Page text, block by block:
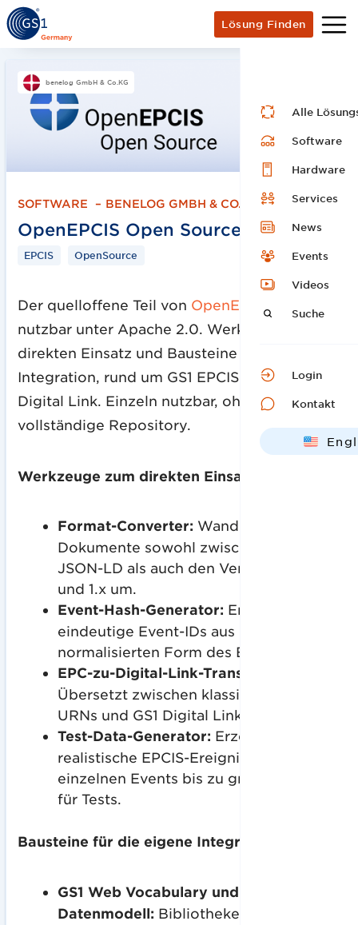
Lösung Finden
Alle
Software
Hardware
Services
News
Events
Videos
Suche
Login
Kontakt
benelog GmbH & Co.KG
SOFTWARE – BENELOG GMBH & CO.KG
OpenEPCIS Open Source
EPCIS OpenSource
Der quelloffene Teil von OpenEPCIS
nutzbar unter Apache 2.0. Werkzeuge zum
direkten Einsatz und Bausteine für die eigene
Integration, rund um GS1 EPCIS und GS1
Digital Link. Einzeln nutzbar, ohne das
vollständige Repository.
Werkzeuge zum direkten Einsatz:
Format-Converter: Wandelt EPCIS-
Dokumente sowohl zwischen XML und
JSON-LD als auch den Versionen 2.x
und 1.x um.
Event-Hash-Generator: Erzeugt stabile,
eindeutige Event-IDs aus einer
normalisierten Form des Events.
EPC-zu-Digital-Link-Translator:
Übersetzt zwischen klassischen EPC-
URNs und GS1 Digital Link.
Test-Data-Generator: Erzeugt
realistische EPCIS-Ereignisdaten, von
einzelnen Events bis zu großen Mengen
für Tests.
Bausteine für die eigene Integration:
GS1 Web Vocabulary und EPCIS-
Datenmodell: Bibliotheken zum